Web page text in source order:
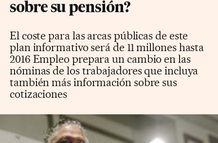
sobre su pensión?
El coste para las arcas públicas de este
plan informativo será de 11 millones hasta
2016 Empleo prepara un cambio en las
nóminas de los trabajadores que incluya
también más información sobre sus
cotizaciones